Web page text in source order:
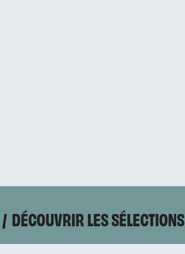
DÉCOUVRIR LES SÉLECTIONS